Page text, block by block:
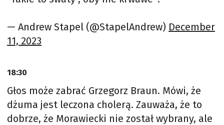
— Andrew Stapel (@StapelAndrew) December
11, 2023
18:30
Głos może zabrać Grzegorz Braun. Mówi, że
dżuma jest leczona cholerą. Zauważa, że to
dobrze, że Morawiecki nie został wybrany, ale